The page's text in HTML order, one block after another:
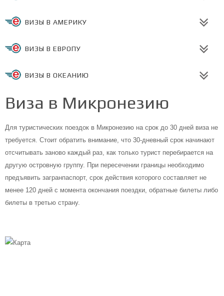
ВИЗЫ В АМЕРИКУ
ВИЗЫ В ЕВРОПУ
ВИЗЫ В ОКЕАНИЮ
Виза в Микронезию
Для туристических поездок в Микронезию на срок до 30 дней виза не
требуется. Стоит обратить внимание, что 30-дневный срок начинают
отсчитывать заново каждый раз, как только турист перебирается на
другую островную группу. При пересечении границы необходимо
предъявить загранпаспорт, срок действия которого составляет не
менее 120 дней с момента окончания поездки, обратные билеты либо
билеты в третью страну.